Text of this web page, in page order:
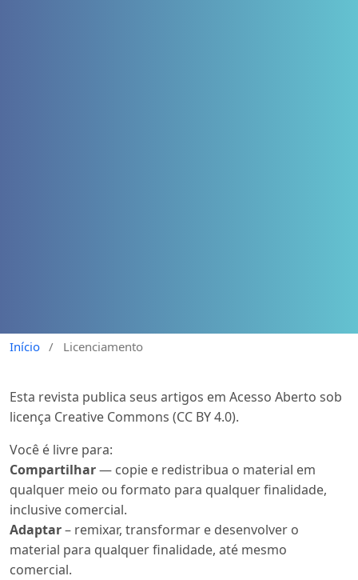
Início / Licenciamento
Esta revista publica seus artigos em Acesso Aberto sob
licença Creative Commons (CC BY 4.0).
Você é livre para:
Compartilhar— copie e redistribua o material em
qualquer meio ou formato para qualquer finalidade,
inclusive comercial.
Adaptar– remixar, transformar e desenvolver o
material para qualquer finalidade, até mesmo
comercial.